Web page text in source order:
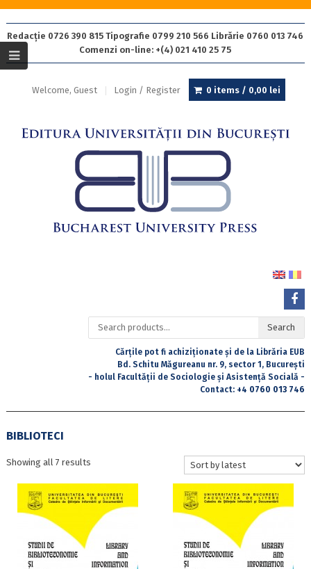
Redacție 0726 390 815 Tipografie 0799 210 566 Librărie 0760 013 746
Comenzi on-line: +(4) 021 410 25 75
Welcome, Guest Login / Register 0 items / 0,00 lei
Search
for:
Search
Cărțile pot fi achiziționate și de la Librăria EUB
Bd. Schitu Măgureanu nr. 9, sector 1, București
- holul Facultății de Sociologie și Asistență Socială -
Contact: +4 0760 013 746
BIBLIOTECI
Showing all 7 resultsSorted